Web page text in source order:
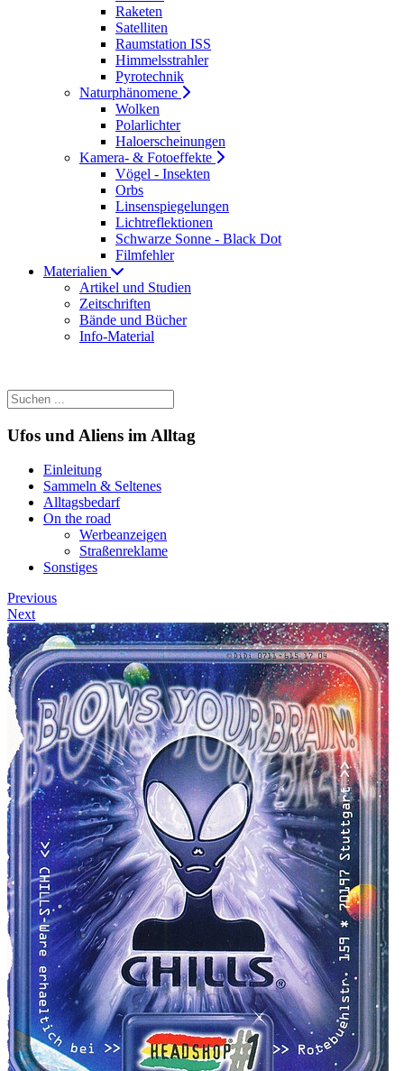
Raketen
Satelliten
Raumstation ISS
Himmelsstrahler
Pyrotechnik
Naturphänomene
Wolken
Polarlichter
Haloerscheinungen
Kamera- & Fotoeffekte
Vögel - Insekten
Orbs
Linsenspiegelungen
Lichtreflektionen
Schwarze Sonne - Black Dot
Filmfehler
Materialien
Artikel und Studien
Zeitschriften
Bände und Bücher
Info-Material
Ufos und Aliens im Alltag
Einleitung
Sammeln & Seltenes
Alltagsbedarf
On the road
Werbeanzeigen
Straßenreklame
Sonstiges
Previous
Next